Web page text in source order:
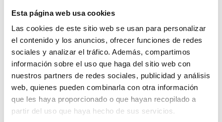
Esta página web usa cookies
Las cookies de este sitio web se usan para personalizar
el contenido y los anuncios, ofrecer funciones de redes
sociales y analizar el tráfico. Además, compartimos
información sobre el uso que haga del sitio web con
nuestros partners de redes sociales, publicidad y análisis
web, quienes pueden combinarla con otra información
que les haya proporcionado o que hayan recopilado a
partir del uso que haya hecho de sus servicios.